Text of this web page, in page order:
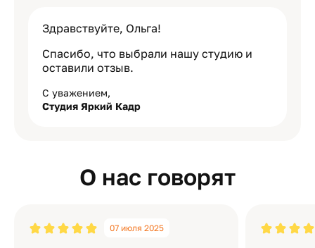
Здравствуйте, Ольга!
Спасибо, что выбрали нашу студию и
оставили отзыв.
С уважением,
Студия Яркий Кадр
О нас говорят
07 июля 2025